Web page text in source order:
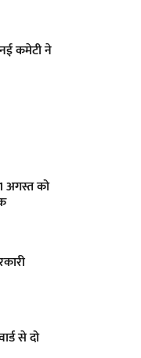
नई कमेटी ने
अगस्त को
से दो